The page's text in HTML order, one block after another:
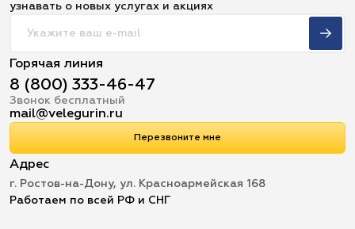
узнавать о новых услугах и акциях
Горячая линия
8 (800) 333-46-47
Звонок бесплатный
mail@velegurin.ru
Перезвоните мне
Адрес
г. Ростов-на-Дону, ул. Красноармейская 168
Работаем по всей РФ и СНГ